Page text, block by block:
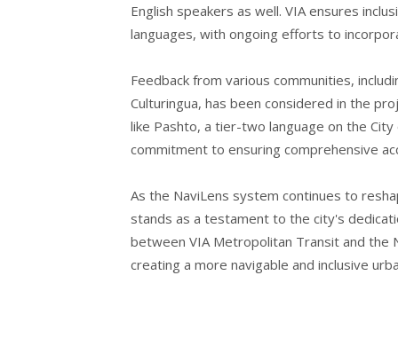
English speakers as well. VIA ensures
languages, with ongoing efforts to
Feedback from various communities,
Culturingua, has been considered in the
like Pashto, a tier-two language on the
commitment to ensuring comprehensive
As the NaviLens system continues to
stands as a testament to the city's
between VIA Metropolitan Transit and the
creating a more navigable and inclusive